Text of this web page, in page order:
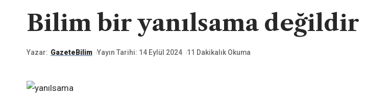
Bilim bir yanılsama değildir
Yazar: GazeteBilim Yayın Tarihi: 14 Eylül 2024 11 Dakikalık Okuma